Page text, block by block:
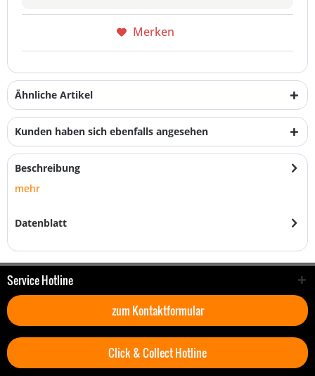
Merken
Ähnliche Artikel
Kunden haben sich ebenfalls angesehen
Beschreibung
mehr
Datenblatt
Service Hotline
zum Kontaktformular
Click & Collect Hotline